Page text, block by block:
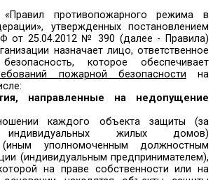
обязаны:
пожарной
постановления и
лиц пожарной охраны.
и осуществлять меры
пропаганду, а
мерам пожарной
исправном состоянии системы
защиты, включая
не допускать их